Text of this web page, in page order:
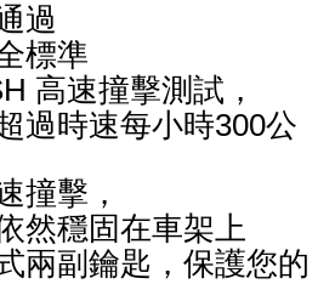
過
標準
高速撞擊測試，
過時速每小時300公
撞擊，
然穩固在車架上
兩副鑰匙，保護您的